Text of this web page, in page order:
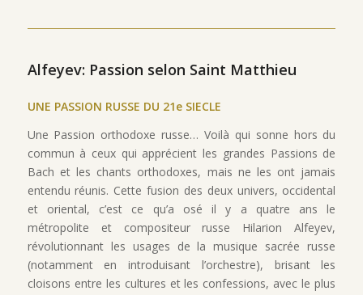
Alfeyev: Passion selon Saint Matthieu
UNE PASSION RUSSE DU 21e SIECLE
Une Passion orthodoxe russe… Voilà qui sonne hors du
commun à ceux qui apprécient les grandes Passions de
Bach et les chants orthodoxes, mais ne les ont jamais
entendu réunis. Cette fusion des deux univers, occidental
et oriental, c’est ce qu’a osé il y a quatre ans le
métropolite et compositeur russe Hilarion Alfeyev,
révolutionnant les usages de la musique sacrée russe
(notamment en introduisant l’orchestre), brisant les
cloisons entre les cultures et les confessions, avec le plus